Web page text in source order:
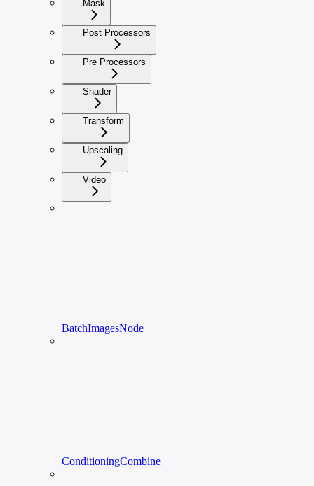
Mask
Post Processors
Pre Processors
Shader
Transform
Upscaling
Video
BatchImagesNode
ConditioningCombine